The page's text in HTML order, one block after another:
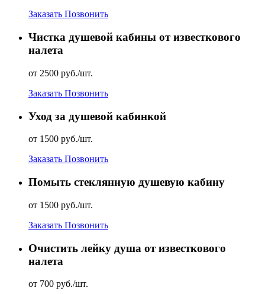
Заказать Позвонить
Чистка душевой кабины от известкового
налета
от 2500 руб./шт.
Заказать Позвонить
Уход за душевой кабинкой
от 1500 руб./шт.
Заказать Позвонить
Помыть стеклянную душевую кабину
от 1500 руб./шт.
Заказать Позвонить
Очистить лейку душа от известкового
налета
от 700 руб./шт.